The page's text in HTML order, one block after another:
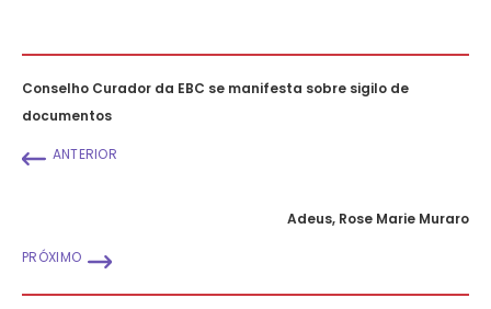
Conselho Curador da EBC se manifesta sobre sigilo de
documentos
ANTERIOR
Adeus, Rose Marie Muraro
PRÓXIMO